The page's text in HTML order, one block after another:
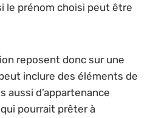
le prénom choisi peut être
reposent donc sur une
inclure des éléments de
aussi d’appartenance
pourrait prêter à